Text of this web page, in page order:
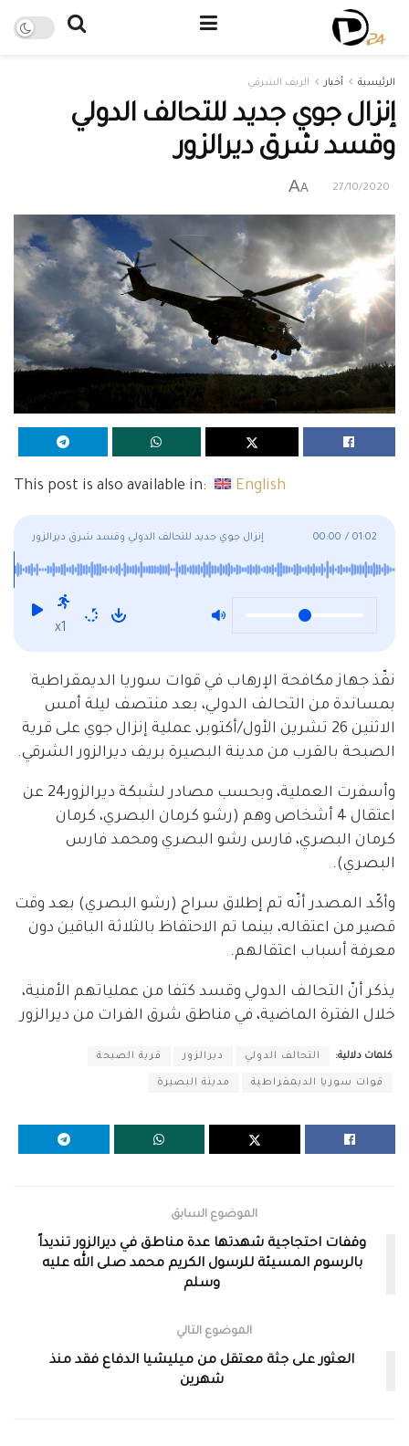
الرئيسية أخبار الريف الشرقي
إنزال جوي جديد للتحالف الدولي
وقسد شرق ديرالزور
27/10/2020
A
A
This post is also available in: English
إنزال جوي جديد للتحالف الدولي وقسد شرق ديرالزور 00:00 / 01:02
x1
نفّذ جهاز مكافحة الإرهاب في قوات سوريا الديمقراطية
بمساندة من التحالف الدولي، بعد منتصف ليلة أمس
الاثنين 26 تشرين الأول/أكتوبر، عملية إنزال جوي على قرية
الصبحة بالقرب من مدينة البصيرة بريف ديرالزور الشرقي.
وأسفرت العملية، وبحسب مصادر لشبكة ديرالزور24 عن
اعتقال 4 أشخاص وهم (رشو كرمان البصري، كرمان
كرمان البصري، فارس رشو البصري ومحمد فارس
البصري).
وأكّد المصدر أنّه تم إطلاق سراح (رشو البصري) بعد وقت
قصير من اعتقاله، بينما تم الاحتفاظ بالثلاثة الباقين دون
معرفة أسباب اعتقالهم.
يذكر أنّ التحالف الدولي وقسد كثفا من عملياتهم الأمنية،
خلال الفترة الماضية، في مناطق شرق الفرات من ديرالزور
كلمات دلالية: التحالف الدولي ديرالزور قرية الصبحة
قوات سوريا الديمقراطية مدينة البصيرة
الموضوع السابق
وقفات احتجاجية شهدتها عدة مناطق في ديرالزور تنديداً
بالرسوم المسيئة للرسول الكريم محمد صلى الله عليه
وسلم
الموضوع التالي
العثور على جثة معتقل من ميليشيا الدفاع فقد منذ
شهرين